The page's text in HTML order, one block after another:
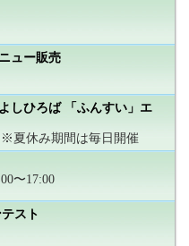
ュー販売
しひろば 「ふんすい」エ
夏休み期間は毎日開催
〜17:00
スト